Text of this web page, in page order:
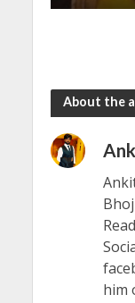
About the
him